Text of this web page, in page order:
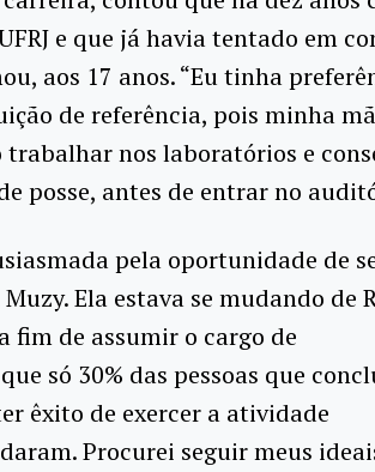
e que já havia tentado em
aos 17 anos. “Eu tinha
de referência, pois minha
nos laboratórios e
posse, antes de entrar no
pela oportunidade de
Ela estava se mudando de
fim de assumir o cargo de
só 30% das pessoas que
êxito de exercer a atividade
Procurei seguir meus